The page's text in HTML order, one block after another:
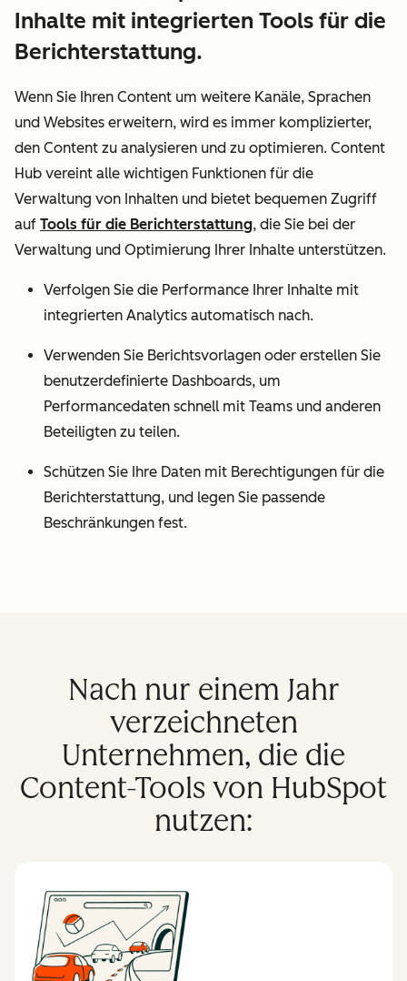
Inhalte mit integrierten Tools für die
Berichterstattung.
Wenn Sie Ihren Content um weitere Kanäle, Sprachen
und Websites erweitern, wird es immer komplizierter,
den Content zu analysieren und zu optimieren. Content
Hub vereint alle wichtigen Funktionen für die
Verwaltung von Inhalten und bietet bequemen Zugriff
auf Tools für die Berichterstattung, die Sie bei der
Verwaltung und Optimierung Ihrer Inhalte unterstützen.
Verfolgen Sie die Performance Ihrer Inhalte mit
integrierten Analytics automatisch nach.
Verwenden Sie Berichtsvorlagen oder erstellen Sie
benutzerdefinierte Dashboards, um
Performancedaten schnell mit Teams und anderen
Beteiligten zu teilen.
Schützen Sie Ihre Daten mit Berechtigungen für die
Berichterstattung, und legen Sie passende
Beschränkungen fest.
Nach nur einem Jahr
verzeichneten
Unternehmen, die die
Content-Tools von HubSpot
nutzen: